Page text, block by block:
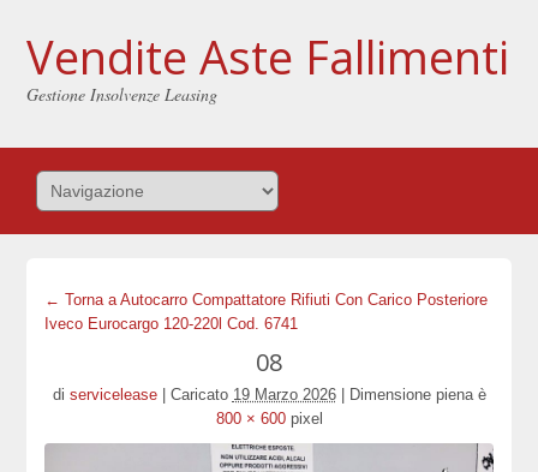
Vendite Aste Fallimenti
Gestione Insolvenze Leasing
← Torna a Autocarro Compattatore Rifiuti Con Carico Posteriore
Iveco Eurocargo 120-220l Cod. 6741
08
di servicelease Caricato 19 Marzo 2026
Dimensione piena è
800 × 600pixel